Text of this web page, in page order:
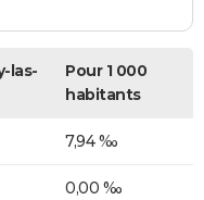
las-
Pour 1 000
habitants
7,94 ‰
0,00 ‰